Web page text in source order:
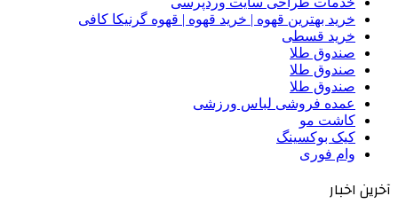
خرید بهترین قهوه | خرید قهوه | قهوه گرنیکا کافی
خرید قسطی
صندوق طلا
صندوق طلا
صندوق طلا
عمده فروشی لباس ورزشی
کاشت مو
کیک بوکسینگ
وام فوری
آخرین اخبار